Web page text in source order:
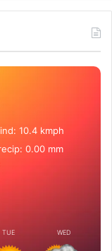
10.4 kmph
0.00 mm
TUE WED